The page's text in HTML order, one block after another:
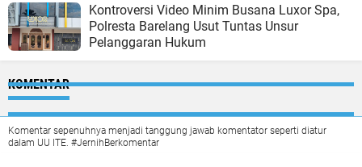
Kontroversi Video Minim Busana Luxor Spa,
Polresta Barelang Usut Tuntas Unsur
Pelanggaran Hukum
KOMENTAR
Komentar sepenuhnya menjadi tanggung jawab komentator seperti diatur
dalam UU ITE. #JernihBerkomentar